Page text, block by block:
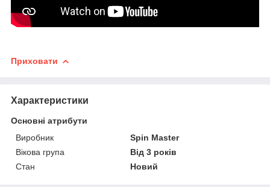
Приховати
Характеристики
Основні атрибути
Виробник
Spin Master
Вікова група
Від 3 років
Стан
Новий